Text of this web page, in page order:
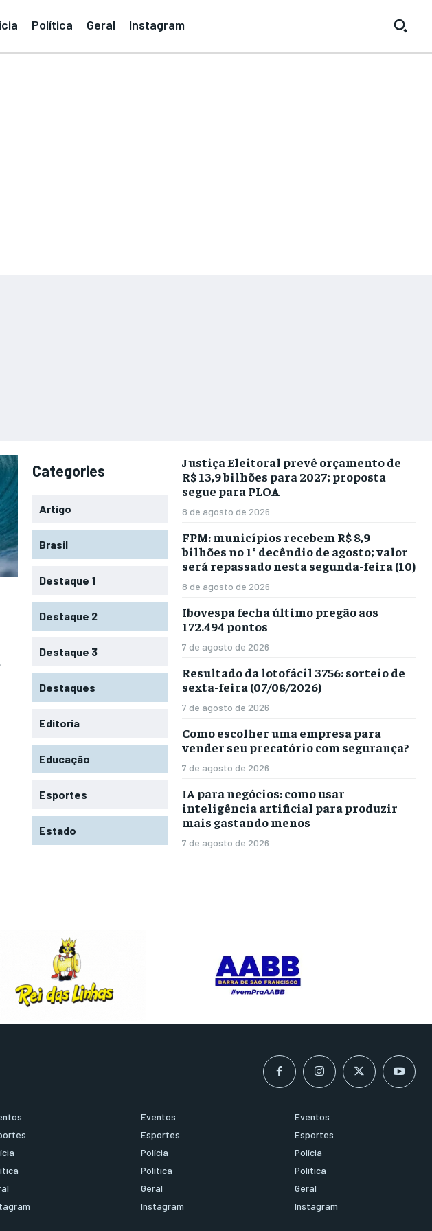
Política Geral Instagram
Categories
Artigo
Brasil
Destaque 1
Destaque 2
Destaque 3
Destaques
Editoria
Educação
Esportes
Estado
Justiça Eleitoral prevê orçamento de
R$ 13,9 bilhões para 2027; proposta
segue para PLOA
8 de agosto de 2026
FPM: municípios recebem R$ 8,9
bilhões no 1° decêndio de agosto; valor
será repassado nesta segunda-feira (10)
8 de agosto de 2026
Ibovespa fecha último pregão aos
172.494 pontos
7 de agosto de 2026
Resultado da lotofácil 3756: sorteio de
sexta-feira (07/08/2026)
7 de agosto de 2026
Como escolher uma empresa para
vender seu precatório com segurança?
7 de agosto de 2026
IA para negócios: como usar
inteligência artificial para produzir
mais gastando menos
7 de agosto de 2026
Eventos
Esportes
Polícia
Política
Geral
Instagram
Eventos
Esportes
Polícia
Política
Geral
Instagram